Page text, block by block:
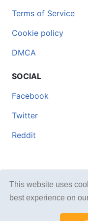
This website uses
best experience on
Terms of Service
Cookie policy
DMCA
SOCIAL
Facebook
Twitter
Reddit
©